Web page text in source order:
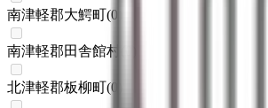
南津軽郡大鰐町(0
南津軽郡田舎館村
北津軽郡板柳町(0